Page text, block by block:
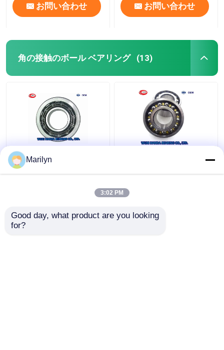
お問い合わせ お問い合わせ
角の接触のボール ベアリング (13)
7216 BECBPの角の接
触のボール ベアリング
SKF 4ポイント接触のボ
QJ 226 N2MA
Marilyn
3:02 PM
Good day, what product are you looking
for?